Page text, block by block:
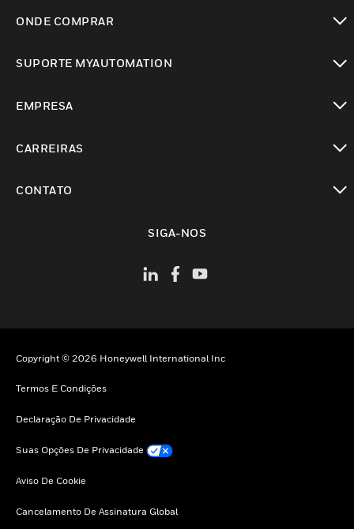
ONDE COMPRAR
SUPORTE MYAUTOMATION
EMPRESA
CARREIRAS
CONTATO
SIGA-NOS
Copyright © 2026 Honeywell International Inc
Termos E Condições
Declaração De Privacidade
Suas Opções De Privacidade
Aviso De Cookie
Cancelamento De Assinatura Global